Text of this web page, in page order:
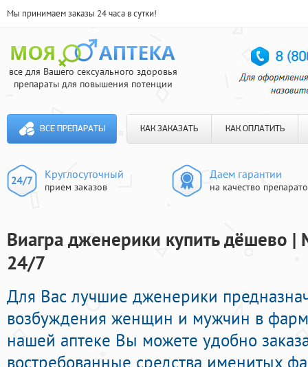
Мы принимаем заказы 24 часа в сутки!
все для Вашего сексуального здоровья
препараты для повышения потенции
ВСЕ ПРЕПАРАТЫ КАК ЗАКАЗАТЬ КАК ОПЛАТИТЬ
Круглосуточный
прием заказов
Даем гарантии
на качество
Виагра дженерики купить дёшево |
24/7
Для Вас лучшие дженерики
возбуждения женщин и мужчин в
нашей аптеке Вы можете удобно
востребованные средства именитых